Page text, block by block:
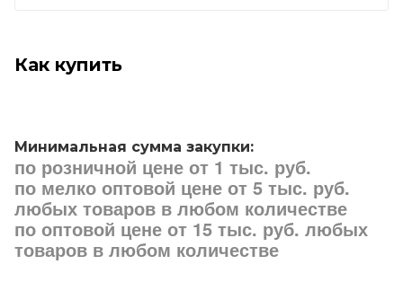
Как купить
Минимальная сумма закупки:
по розничной цене от 1 тыс. руб.
по мелко оптовой цене от 5 тыс. руб.
любых товаров в любом количестве
по оптовой цене от 15 тыс. руб. любых
товаров в любом количестве